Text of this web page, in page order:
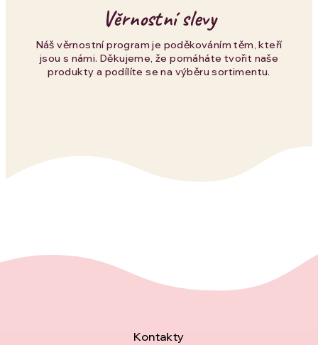
Věrnostní slevy
Náš věrnostní program je poděkováním těm, kteří
jsou s námi. Děkujeme, že pomáháte tvořit naše
produkty a podílíte se na výběru sortimentu.
Kontakty